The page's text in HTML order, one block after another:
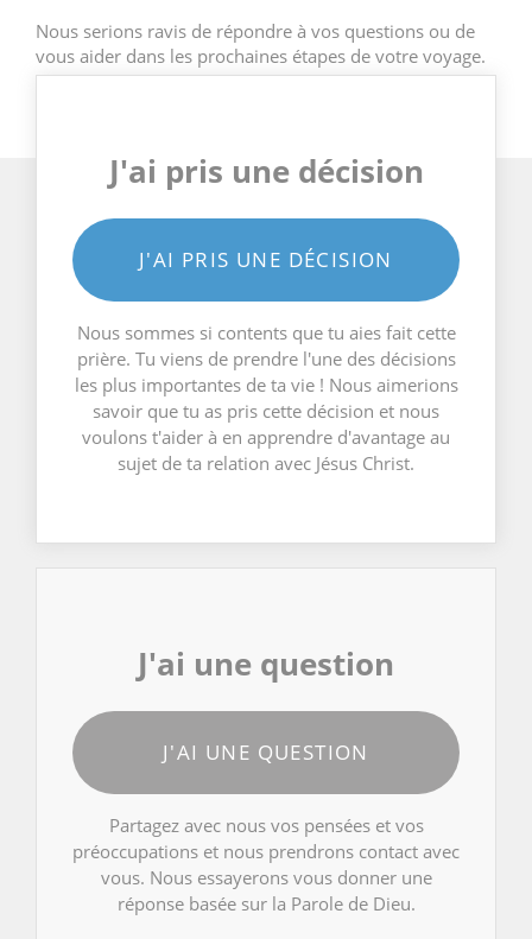
Nous serions ravis de répondre à vos questions ou de
vous aider dans les prochaines étapes de votre voyage.
J'ai pris une décision
J'AI PRIS UNE DÉCISION
Nous sommes si contents que tu aies fait cette
prière. Tu viens de prendre l'une des décisions
les plus importantes de ta vie ! Nous aimerions
savoir que tu as pris cette décision et nous
voulons t'aider à en apprendre d'avantage au
sujet de ta relation avec Jésus Christ.
J'ai une question
J'AI UNE QUESTION
Partagez avec nous vos pensées et vos
préoccupations et nous prendrons contact avec
vous. Nous essayerons vous donner une
réponse basée sur la Parole de Dieu.